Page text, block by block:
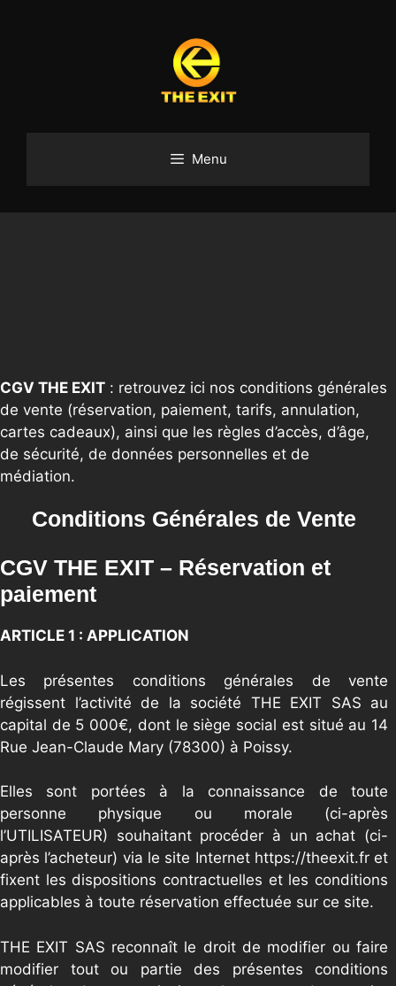
Menu
CGV THE EXIT : retrouvez ici nos conditions générales
de vente (réservation, paiement, tarifs, annulation,
cartes cadeaux), ainsi que les règles d’accès, d’âge,
de sécurité, de données personnelles et de
médiation.
Conditions Générales de Vente
CGV THE EXIT – Réservation et
paiement
ARTICLE 1 : APPLICATION
Les présentes conditions générales de vente
régissent l’activité de la société THE EXIT SAS au
capital de 5 000€, dont le siège social est situé au 14
Rue Jean-Claude Mary (78300) à Poissy.
Elles sont portées à la connaissance de toute
personne physique ou morale (ci-après
l’UTILISATEUR) souhaitant procéder à un achat (ci-
après l’acheteur) via le site Internet https://theexit.fr et
fixent les dispositions contractuelles et les conditions
applicables à toute réservation effectuée sur ce site.
THE EXIT SAS reconnaît le droit de modifier ou faire
modifier tout ou partie des présentes conditions